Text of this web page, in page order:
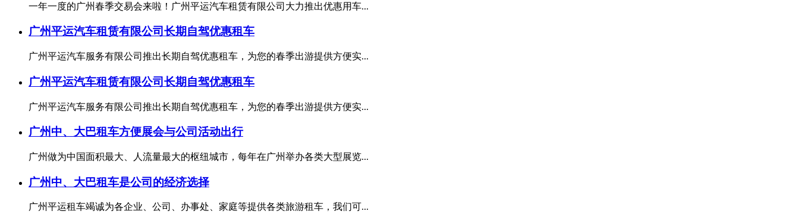
一年一度的广州春季交易会来啦！广州平运汽车租赁有限公司大力推出优惠用车...
广州平运汽车租赁有限公司长期自驾优惠租车
广州平运汽车服务有限公司推出长期自驾优惠租车，为您的春季出游提供方便实...
广州平运汽车租赁有限公司长期自驾优惠租车
广州平运汽车服务有限公司推出长期自驾优惠租车，为您的春季出游提供方便实...
广州中、大巴租车方便展会与公司活动出行
广州做为中国面积最大、人流量最大的枢纽城市，每年在广州举办各类大型展览...
广州中、大巴租车是公司的经济选择
广州平运租车竭诚为各企业、公司、办事处、家庭等提供各类旅游租车，我们可...